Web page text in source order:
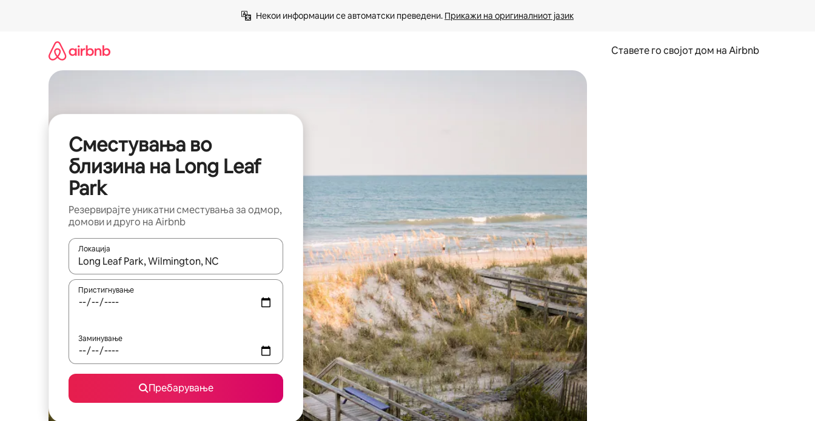
Некои информации се автоматски преведени. Прикажи на оригиналниот јазик
Ставете го својот дом на Airbnb
Сместувања во
близина на Long Leaf
Park
Резервирајте уникатни сместувања за одмор,
домови и друго на Airbnb
Локација
Кога резултатите се достапни, движете се со копчињата со стрелки нагоре и надолу или истражувајте со допирање или со лизгање.
Пристигнување
Заминување
Пребарување